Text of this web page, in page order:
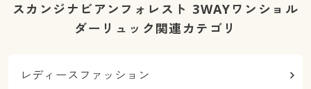
スカンジナビアンフォレスト 3WAYワンショル
ダーリュック関連カテゴリ
レディースファッション